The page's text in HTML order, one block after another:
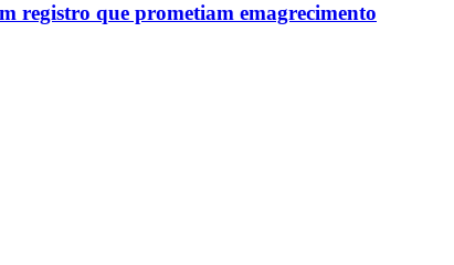
registro que prometiam emagrecimento